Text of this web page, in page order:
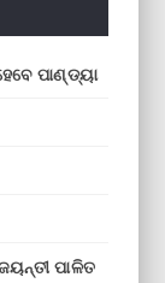
ପାଣ୍ଡ୍ୟା
ପାଳିତ